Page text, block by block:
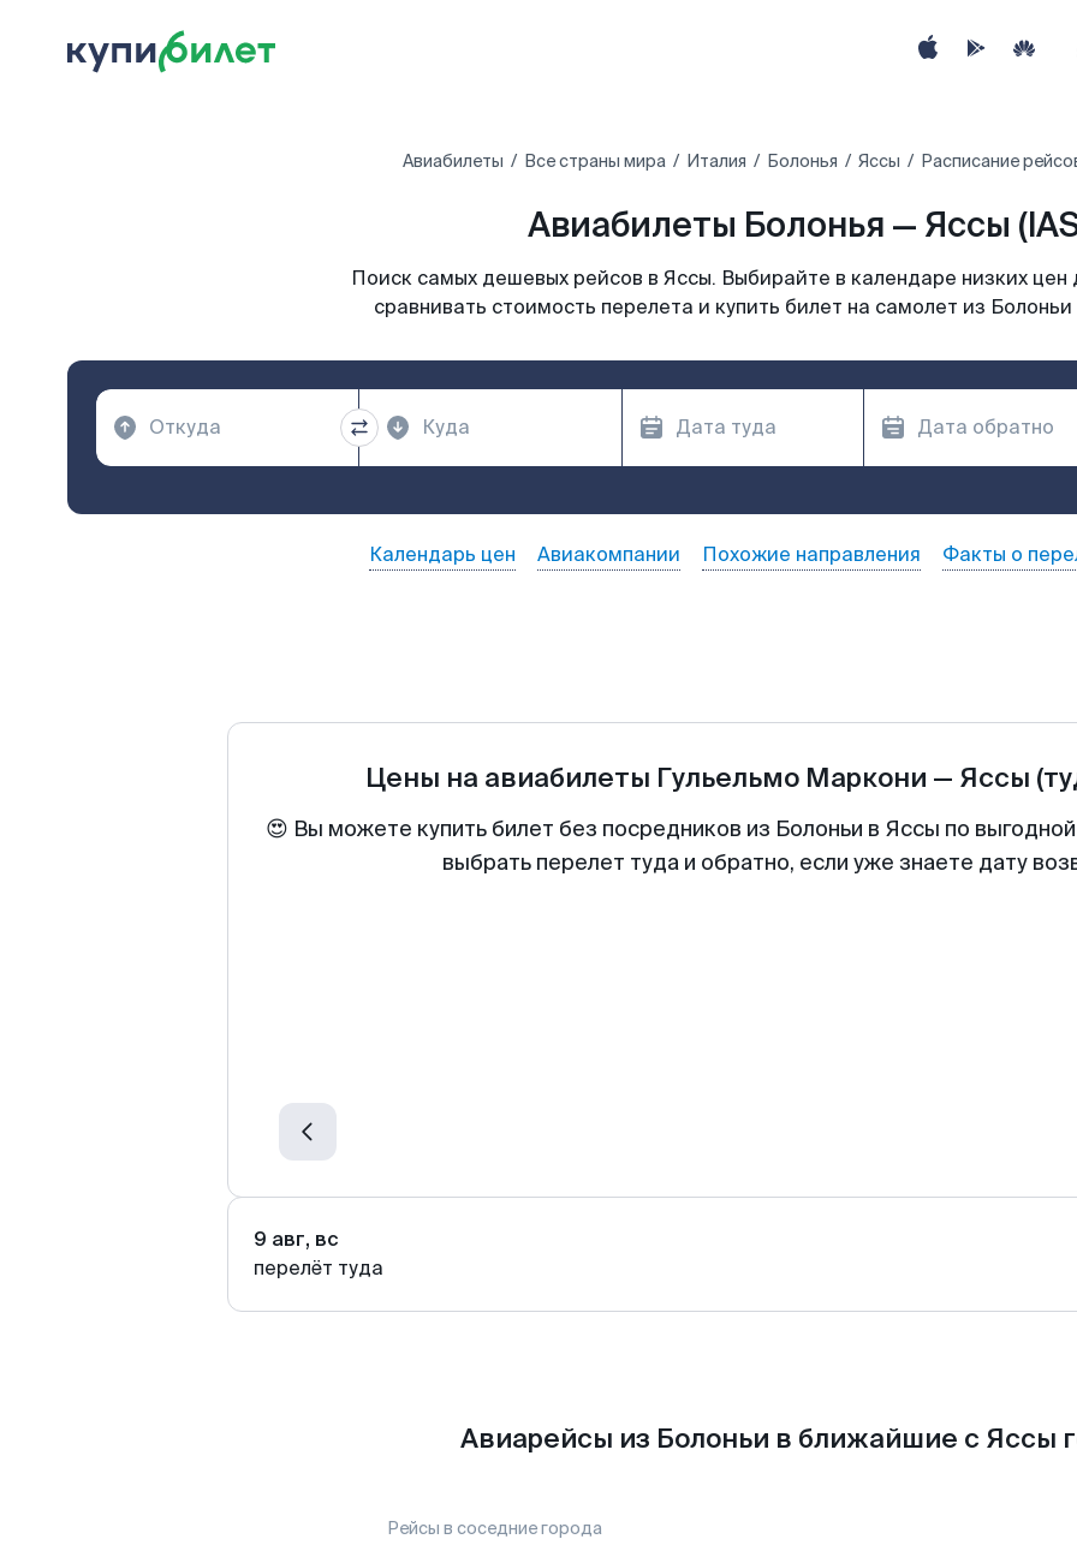
Авиабилеты Все страны мира Италия Болонья Яссы Расписание
Авиабилеты Болонья — Яссы
Поиск самых дешевых рейсов в Яссы. Выбирайте в календаре низких цен
сравнивать стоимость перелета и купить билет на самолет из
Календарь цен Авиакомпании Похожие направления Факты о
Цены на авиабилеты Гульельмо Маркони — Яссы
😍 Вы можете купить билет без посредников из Болоньи в Яссы по
выбрать перелет туда и обратно, если уже знаете дату
9 авг, вс
перелёт туда
Авиарейсы из Болоньи в ближайшие с Яссы
Рейсы в соседние города